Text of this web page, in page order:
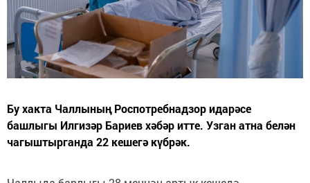
Бу хакта Чаллының Роспотребнадзор идарәсе
башлыгы Илгизәр Бариев хәбәр итте. Узган атна белән
чагыштырганда 22 кешегә күбрәк.